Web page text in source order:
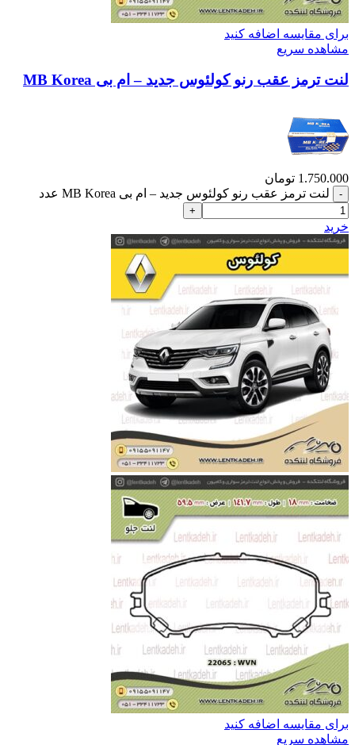
برای مقایسه اضافه کنید
مشاهده سریع
لنت ترمز عقب رنو کولئوس جدید – ام بی MB Korea
1.750.000 تومان
لنت ترمز عقب رنو کولئوس جدید – ام بی MB Korea عدد
خرید
برای مقایسه اضافه کنید
مشاهده سریع